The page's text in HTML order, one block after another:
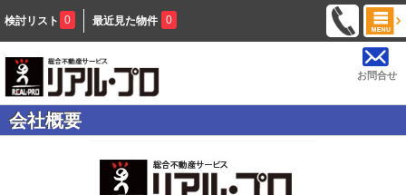
検討リスト 0 最近見た物件 0
お問合せ
会社概要